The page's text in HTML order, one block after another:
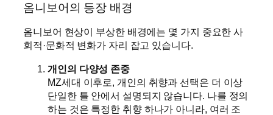
옴니보어의 등장 배경
옴니보어 현상이 부상한 배경에는 몇 가지 중요한 사
회적·문화적 변화가 자리 잡고 있습니다.
개인의 다양성 존중
MZ세대 이후로, 개인의 취향과 선택은 더 이상
단일한 틀 안에서 설명되지 않습니다. 나를 정의
하는 것은 특정한 취향 하나가 아니라, 여러 조